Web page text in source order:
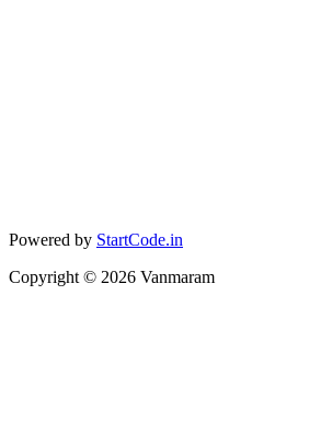
Powered by StartCode.in
Copyright © 2026 Vanmaram